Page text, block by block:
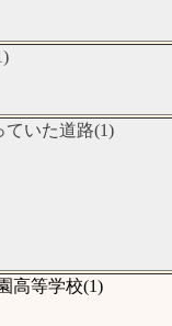
いた道路(1)
高等学校(1)